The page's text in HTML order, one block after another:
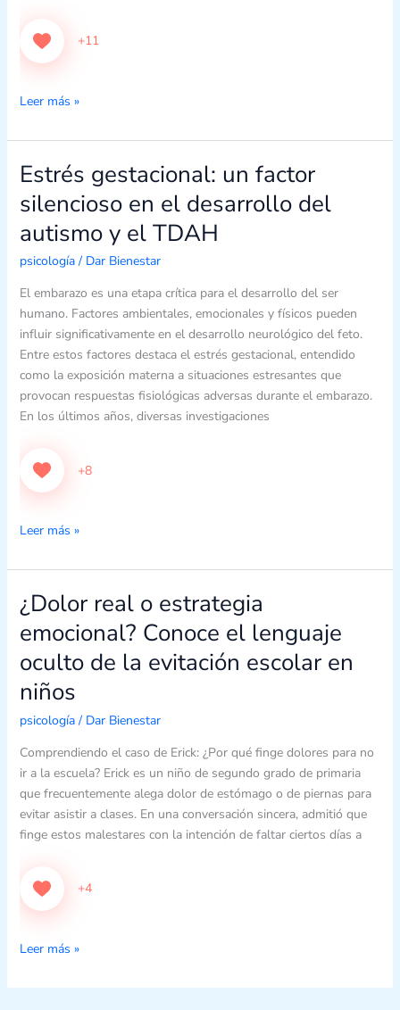
+11
Leer más »
Estrés gestacional: un factor
silencioso en el desarrollo del
autismo y el TDAH
psicología/ Dar Bienestar
El embarazo es una etapa crítica para el desarrollo del ser
humano. Factores ambientales, emocionales y físicos pueden
influir significativamente en el desarrollo neurológico del feto.
Entre estos factores destaca el estrés gestacional, entendido
como la exposición materna a situaciones estresantes que
provocan respuestas fisiológicas adversas durante el embarazo.
En los últimos años, diversas investigaciones
+8
Estrés
un
factor
silencioso
en
el
desarrollo
del
autismo
y
el
TDAH
Leer más »
¿Dolor real o estrategia
emocional? Conoce el lenguaje
oculto de la evitación escolar en
niños
psicología/ Dar Bienestar
Comprendiendo el caso de Erick: ¿Por qué finge dolores para no
ir a la escuela? Erick es un niño de segundo grado de primaria
que frecuentemente alega dolor de estómago o de piernas para
evitar asistir a clases. En una conversación sincera, admitió que
finge estos malestares con la intención de faltar ciertos días a
+4
¿Dolor
real
o
estrategia
emocional?
Conoce
el
oculto
la
escolar
niños
Leer más »